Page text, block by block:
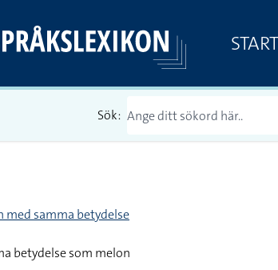
START
Sök:
med samma betydelse
betydelse som melon